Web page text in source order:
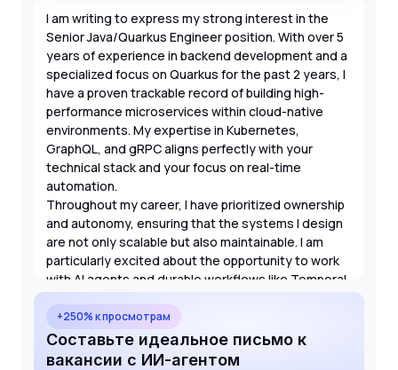
I am writing to express my strong interest in the
Senior Java/Quarkus Engineer position. With over 5
years of experience in backend development and a
specialized focus on Quarkus for the past 2 years, I
have a proven trackable record of building high-
performance microservices within cloud-native
environments. My expertise in Kubernetes,
GraphQL, and gRPC aligns perfectly with your
technical stack and your focus on real-time
automation.
Throughout my career, I have prioritized ownership
and autonomy, ensuring that the systems I design
are not only scalable but also maintainable. I am
particularly excited about the opportunity to work
with AI agents and durable workflows like Temporal,
as I believe these technologies are the future of
efficient backend architecture. I am confident that
my technical skills and proactive approach will make
me a valuable asset to your team.
+250% к просмотрам
Составьте идеальное письмо к
вакансии с ИИ-агентом